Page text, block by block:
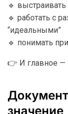
🔹
🔹 работать с
“идеальными”
🔹 понимать
👉 И главное —
значение